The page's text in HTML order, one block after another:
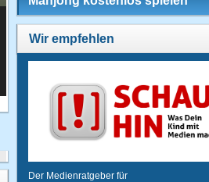
Wir empfehlen
Der Medienratgeber für